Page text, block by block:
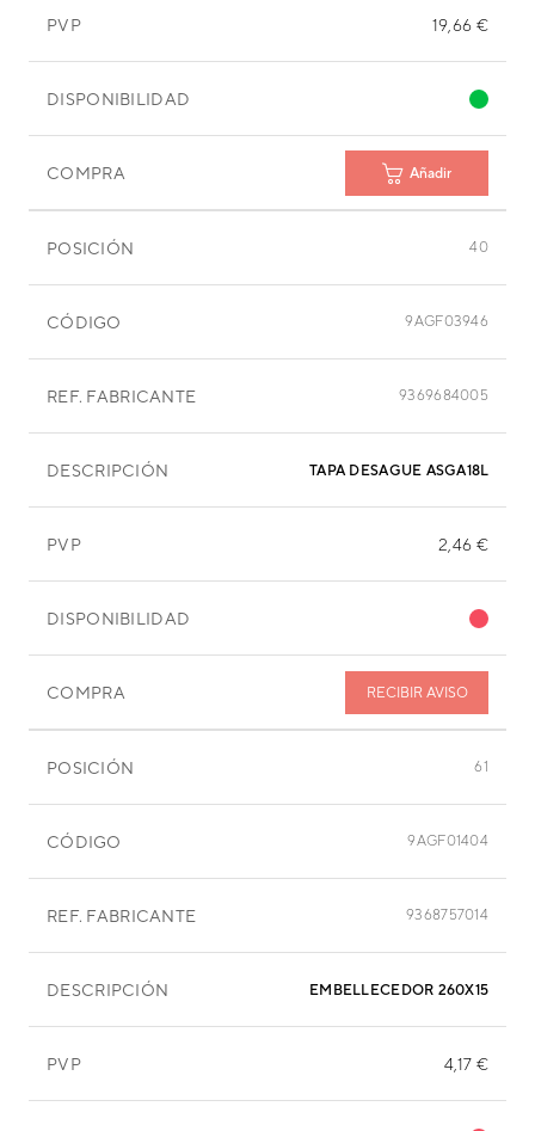
PVP 19,66 €
DISPONIBILIDAD
COMPRA Añadir
POSICIÓN 40
CÓDIGO 9AGF03946
REF. FABRICANTE 9369684005
DESCRIPCIÓN TAPA DESAGUE ASGA18LATH
PVP 2,46 €
DISPONIBILIDAD
COMPRA RECIBIR AVISO
POSICIÓN 61
CÓDIGO 9AGF01404
REF. FABRICANTE 9368757014
DESCRIPCIÓN EMBELLECEDOR 260X15 MM
PVP 4,17 €